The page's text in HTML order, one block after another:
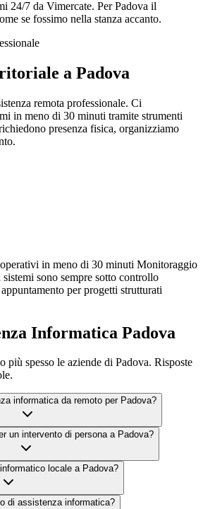
24/7 da Vimercate. Per Padova il
se fossimo nella stanza accanto.
a Padova
remota professionale. Ci
in meno di 30 minuti tramite strumenti
presenza fisica, organizziamo
in meno di 30 minuti Monitoraggio
sono sempre sotto controllo
per progetti strutturati
Informatica Padova
più spesso le aziende di Padova. Risposte
informatica da remoto per Padova?
un intervento di persona a Padova?
locale a Padova?
di assistenza informatica?